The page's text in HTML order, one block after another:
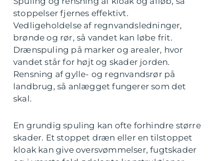
stoppelser fjernes effektivt.
Vedligeholdelse af regnvandsledninger,
brønde og rør, så vandet kan løbe frit.
Drænspuling på marker og arealer, hvor
vandet står for højt og skader jorden.
Rensning af gylle- og regnvandsrør på
landbrug, så anlægget fungerer som det
skal.
En grundig spuling kan ofte forhindre større
skader. Et stoppet dræn eller en tilstoppet
kloak kan give oversvømmelser, fugtskader